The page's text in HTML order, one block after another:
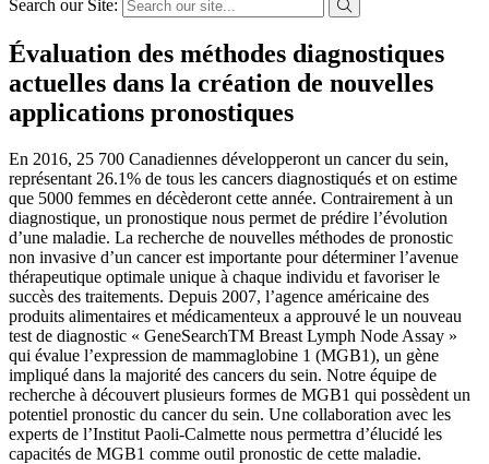
Search our Site:
Évaluation des méthodes diagnostiques
actuelles dans la création de nouvelles
applications pronostiques
En 2016, 25 700 Canadiennes développeront un cancer du sein,
représentant 26.1% de tous les cancers diagnostiqués et on estime
que 5000 femmes en décèderont cette année. Contrairement à un
diagnostique, un pronostique nous permet de prédire l’évolution
d’une maladie. La recherche de nouvelles méthodes de pronostic
non invasive d’un cancer est importante pour déterminer l’avenue
thérapeutique optimale unique à chaque individu et favoriser le
succès des traitements. Depuis 2007, l’agence américaine des
produits alimentaires et médicamenteux a approuvé le un nouveau
test de diagnostic « GeneSearchTM Breast Lymph Node Assay »
qui évalue l’expression de mammaglobine 1 (MGB1), un gène
impliqué dans la majorité des cancers du sein. Notre équipe de
recherche à découvert plusieurs formes de MGB1 qui possèdent un
potentiel pronostic du cancer du sein. Une collaboration avec les
experts de l’Institut Paoli-Calmette nous permettra d’élucidé les
capacités de MGB1 comme outil pronostic de cette maladie.